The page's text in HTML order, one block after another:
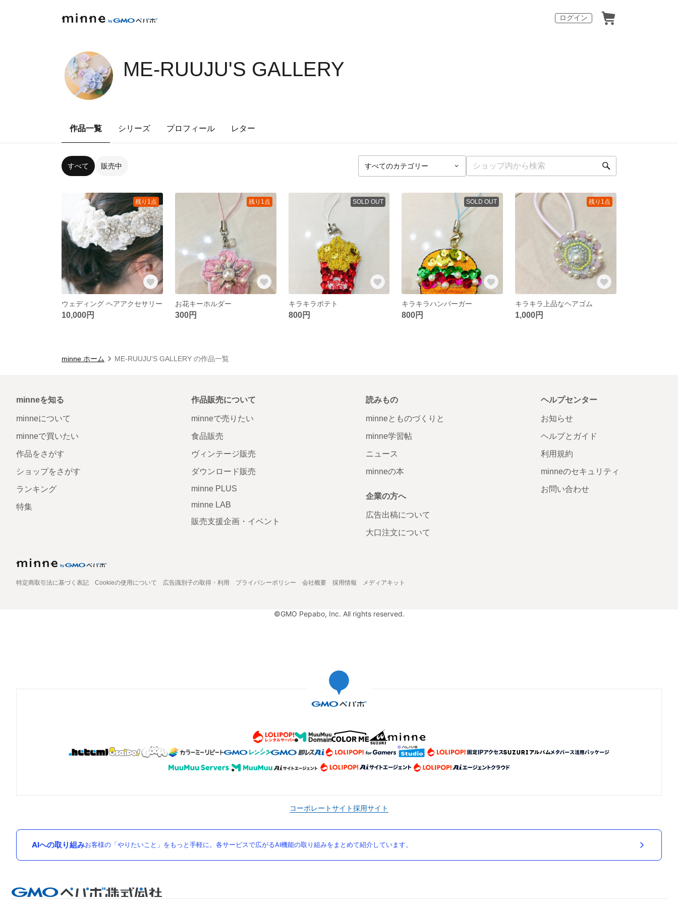
ログイン
ME-RUUJU'S GALLERY
作品一覧 シリーズ プロフィール レター
すべて 販売中
残り1点
ウェディング ヘアアクセサリー
10,000円
残り1点
お花キーホルダー
300円
SOLD OUT
キラキラポテト
800円
SOLD OUT
キラキラハンバーガー
800円
残り1点
キラキラ上品なヘアゴム
1,000円
minne ホーム ME-RUUJU'S GALLERY の作品一覧
minneを知る
minneについて
minneで買いたい
作品をさがす
ショップをさがす
ランキング
特集
作品販売について
minneで売りたい
食品販売
ヴィンテージ販売
ダウンロード販売
minne PLUS
minne LAB
販売支援企画・イベント
読みもの
minneとものづくりと
minne学習帖
ニュース
minneの本
企業の方へ
広告出稿について
大口注文について
ヘルプセンター
お知らせ
ヘルプとガイド
利用規約
minneのセキュリティ
お問い合わせ
特定商取引法に基づく表記 Cookieの使用について 広告識別子の取得・利用 プライバシーポリシー 会社概要 採用情報 メディアキット
©GMO Pepabo, Inc. All rights reserved.
コーポレートサイト採用サイト
AIへの取り組みお客様の「やりたいこと」をもっと手軽に。各サービスで広がるAI機能の取り組みをまとめて紹介しています。